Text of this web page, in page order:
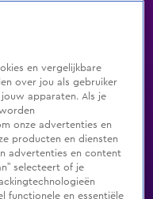
Zenders Genres
en vergelijkbare
over jou als gebruiker
apparaten. Als je
onze advertenties en
producten en diensten
advertenties en content
selecteert of je
functionele en essentiële